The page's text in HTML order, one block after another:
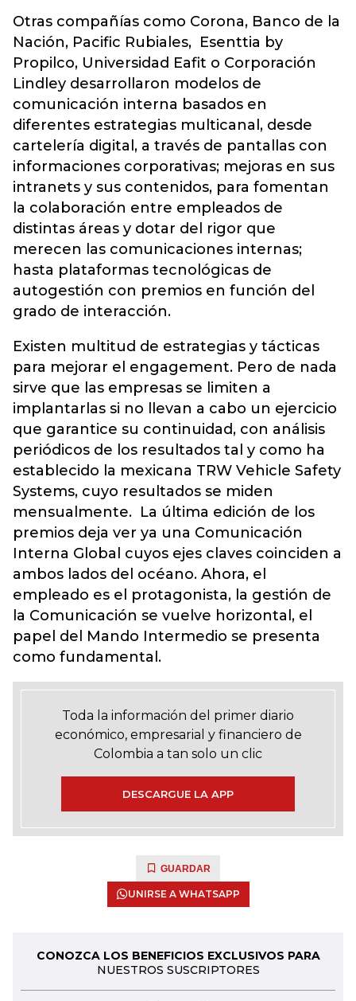
Otras compañías como Corona, Banco de la
Nación, Pacific Rubiales, Esenttia by
Propilco, Universidad Eafit o Corporación
Lindley desarrollaron modelos de
comunicación interna basados en
diferentes estrategias multicanal, desde
cartelería digital, a través de pantallas con
informaciones corporativas; mejoras en sus
intranets y sus contenidos, para fomentan
la colaboración entre empleados de
distintas áreas y dotar del rigor que
merecen las comunicaciones internas;
hasta plataformas tecnológicas de
autogestión con premios en función del
grado de interacción.
Existen multitud de estrategias y tácticas
para mejorar el engagement. Pero de nada
sirve que las empresas se limiten a
implantarlas si no llevan a cabo un ejercicio
que garantice su continuidad, con análisis
periódicos de los resultados tal y como ha
establecido la mexicana TRW Vehicle Safety
Systems, cuyo resultados se miden
mensualmente. La última edición de los
premios deja ver ya una Comunicación
Interna Global cuyos ejes claves coinciden a
ambos lados del océano. Ahora, el
empleado es el protagonista, la gestión de
la Comunicación se vuelve horizontal, el
papel del Mando Intermedio se presenta
como fundamental.
Toda la información del primer diario
económico, empresarial y financiero de
Colombia a tan solo un clic
DESCARGUE LA APP
GUARDAR
UNIRSE A WHATSAPP
CONOZCA LOS BENEFICIOS EXCLUSIVOS PARA
NUESTROS SUSCRIPTORES